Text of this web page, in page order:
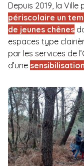
Depuis 2019, la Ville
périscolaire un
de jeunes chênes
espaces type
par les services de
d’une